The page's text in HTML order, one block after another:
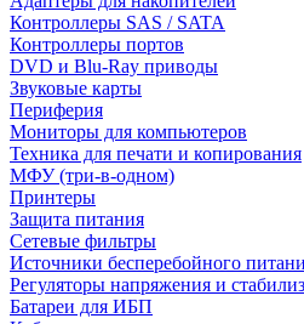
Контроллеры SAS / SATA
Контроллеры портов
DVD и Blu-Ray приводы
Звуковые карты
Периферия
Мониторы для компьютеров
Техника для печати и копирования
МФУ (три-в-одном)
Принтеры
Защита питания
Сетевые фильтры
Источники бесперебойного
Регуляторы напряжения и
Батареи для ИБП